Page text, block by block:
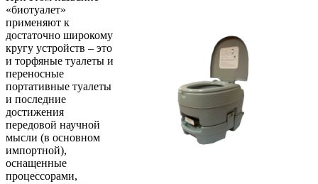
«биотуалет»
применяют к
достаточно широкому
кругу устройств – это
и торфяные туалеты и
переносные
портативные туалеты
и последние
достижения
передовой научной
мысли (в основном
импортной),
оснащенные
процессорами,